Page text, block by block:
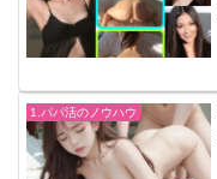
1.パパ活のノウハウ